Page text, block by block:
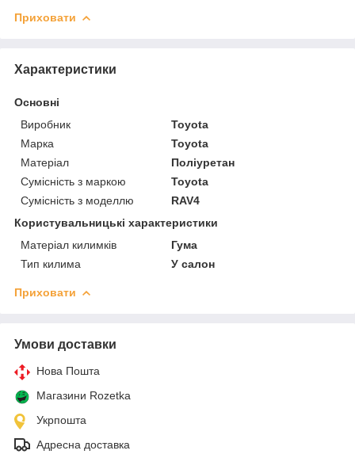
Приховати
Характеристики
Основні
Виробник
Toyota
Марка
Toyota
Матеріал
Поліуретан
Сумісність з маркою
Toyota
Сумісність з моделлю
RAV4
Користувальницькі характеристики
Матеріал килимків
Гума
Тип килима
У салон
Приховати
Умови доставки
Нова Пошта
Магазини Rozetka
Укрпошта
Адресна доставка